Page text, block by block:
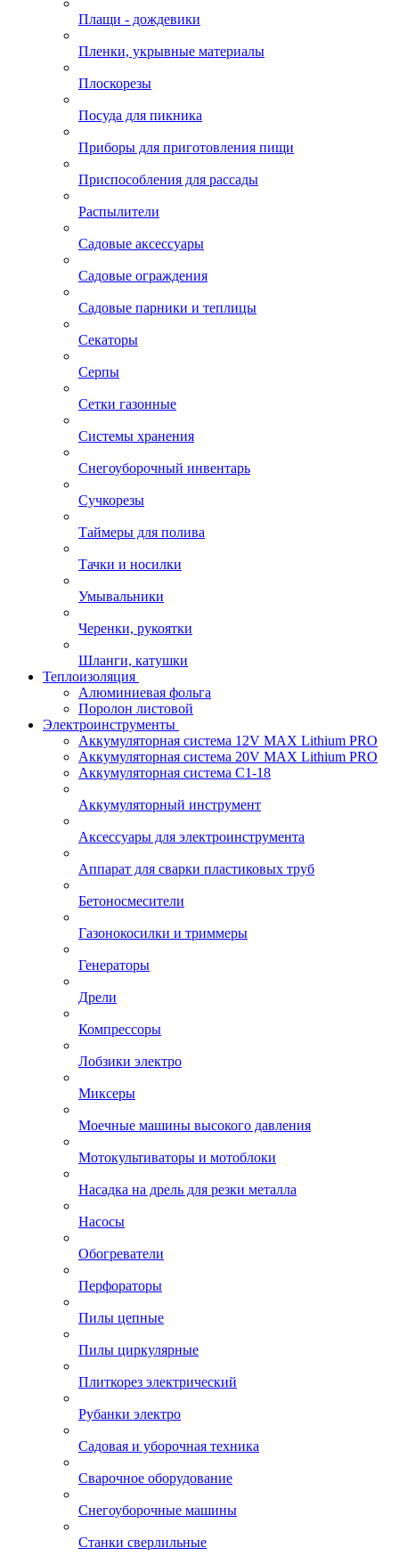
Плащи - дождевики
Пленки, укрывные материалы
Плоскорезы
Посуда для пикника
Приборы для приготовления пищи
Приспособления для рассады
Распылители
Садовые аксессуары
Садовые ограждения
Садовые парники и теплицы
Секаторы
Серпы
Сетки газонные
Системы хранения
Снегоуборочный инвентарь
Сучкорезы
Таймеры для полива
Тачки и носилки
Умывальники
Черенки, рукоятки
Шланги, катушки
Теплоизоляция
Алюминиевая фольга
Поролон листовой
Электроинструменты
Аккумуляторная система 12V MAX Lithium PRO
Аккумуляторная система 20V MAX Lithium PRO
Аккумуляторная система С1-18
Аккумуляторный инструмент
Аксессуары для электроинструмента
Аппарат для сварки пластиковых труб
Бетоносмесители
Газонокосилки и триммеры
Генераторы
Дрели
Компрессоры
Лобзики электро
Миксеры
Моечные машины высокого давления
Мотокультиваторы и мотоблоки
Насадка на дрель для резки металла
Насосы
Обогреватели
Перфораторы
Пилы цепные
Пилы циркулярные
Плиткорез электрический
Рубанки электро
Садовая и уборочная техника
Сварочное оборудование
Снегоуборочные машины
Станки сверлильные